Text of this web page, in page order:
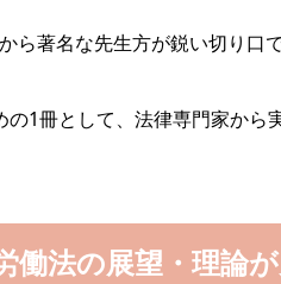
著名な先生方が鋭い切り口
1冊として、法律専門家から
働法の展望・理論